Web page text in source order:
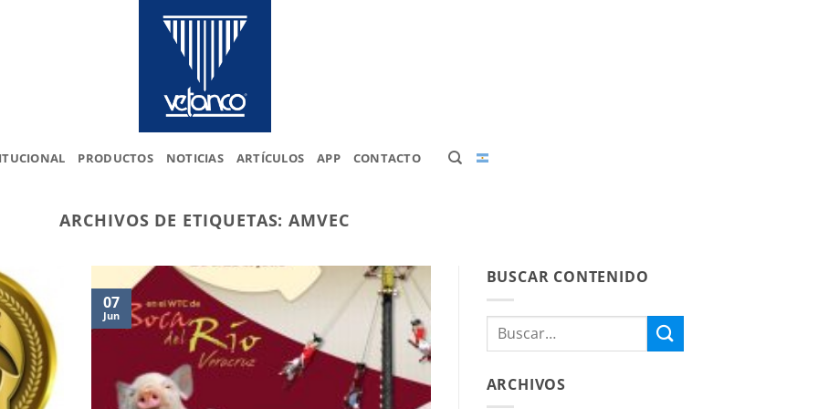
PRODUCTOS NOTICIAS ARTÍCULOS APP CONTACTO
ARCHIVOS DE ETIQUETAS:AMVEC
07
Jun
BUSCAR CONTENIDO
ARCHIVOS